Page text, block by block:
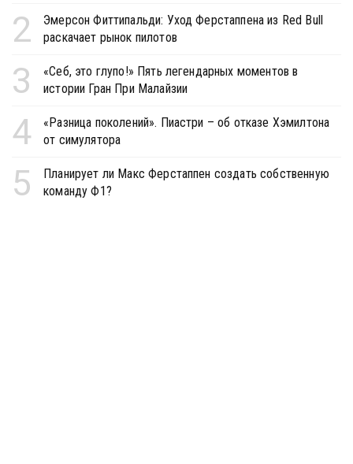
2
Эмерсон Фиттипальди: Уход Ферстаппена из Red Bull
раскачает рынок пилотов
3
«Себ, это глупо!» Пять легендарных моментов в
истории Гран При Малайзии
4
«Разница поколений». Пиастри – об отказе Хэмилтона
от симулятора
5
Планирует ли Макс Ферстаппен создать собственную
команду Ф1?